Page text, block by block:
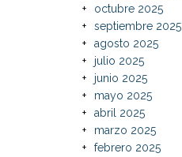
octubre 2025
septiembre 2025
agosto 2025
julio 2025
junio 2025
mayo 2025
abril 2025
marzo 2025
febrero 2025